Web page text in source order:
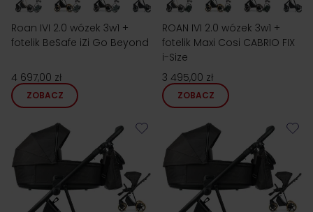
Roan IVI 2.0 wózek 3w1 +
fotelik BeSafe iZi Go Beyond
4 697,00 zł
ZOBACZ
ROAN IVI 2.0 wózek 3w1 +
fotelik Maxi Cosi CABRIO FIX
i-Size
3 495,00 zł
ZOBACZ